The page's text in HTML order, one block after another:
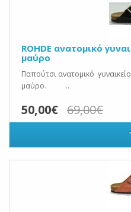
ROHDE ανατομικό
μαύρο
Παπούτσι ανατομικό
μαύρο. ..
50,00€ 69,00€